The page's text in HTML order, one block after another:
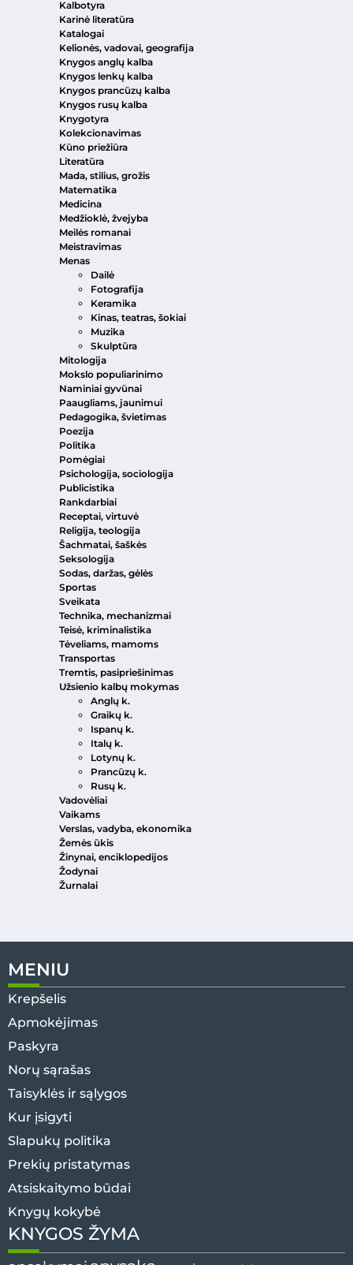
Kalbotyra
Karinė literatūra
Katalogai
Kelionės, vadovai, geografija
Knygos anglų kalba
Knygos lenkų kalba
Knygos prancūzų kalba
Knygos rusų kalba
Knygotyra
Kolekcionavimas
Kūno priežiūra
Literatūra
Mada, stilius, grožis
Matematika
Medicina
Medžioklė, žvejyba
Meilės romanai
Meistravimas
Menas
Dailė
Fotografija
Keramika
Kinas, teatras, šokiai
Muzika
Skulptūra
Mitologija
Mokslo populiarinimo
Naminiai gyvūnai
Paaugliams, jaunimui
Pedagogika, švietimas
Poezija
Politika
Pomėgiai
Psichologija, sociologija
Publicistika
Rankdarbiai
Receptai, virtuvė
Religija, teologija
Šachmatai, šaškės
Seksologija
Sodas, daržas, gėlės
Sportas
Sveikata
Technika, mechanizmai
Teisė, kriminalistika
Tėveliams, mamoms
Transportas
Tremtis, pasipriešinimas
Užsienio kalbų mokymas
Anglų k.
Graikų k.
Ispanų k.
Italų k.
Lotynų k.
Prancūzų k.
Rusų k.
Vadovėliai
Vaikams
Verslas, vadyba, ekonomika
Žemės ūkis
Žinynai, enciklopedijos
Žodynai
Žurnalai
MENIU
Krepšelis
Apmokėjimas
Paskyra
Norų sąrašas
Taisyklės ir sąlygos
Kur įsigyti
Slapukų politika
Prekių pristatymas
Atsiskaitymo būdai
Knygų kokybė
KNYGOS ŽYMA